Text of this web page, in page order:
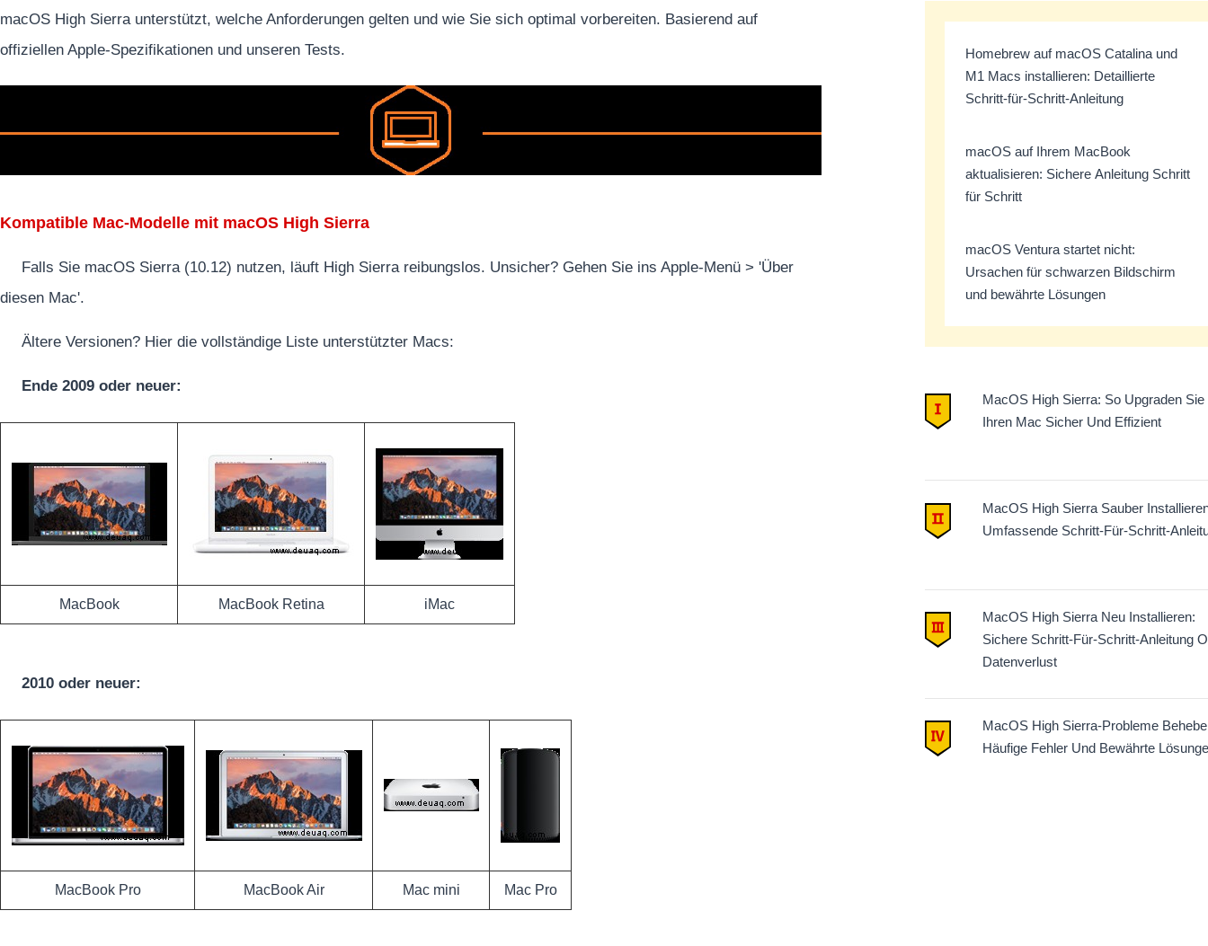
macOS High Sierra unterstützt, welche Anforderungen gelten und wie Sie sich optimal vorbereiten. Basierend auf
offiziellen Apple-Spezifikationen und unseren Tests.
Kompatible Mac-Modelle mit macOS High Sierra
Falls Sie macOS Sierra (10.12) nutzen, läuft High Sierra reibungslos. Unsicher? Gehen Sie ins Apple-Menü > 'Über
diesen Mac'.
Ältere Versionen? Hier die vollständige Liste unterstützter Macs:
Ende 2009 oder neuer:
MacBook MacBook Retina iMac
2010 oder neuer:
MacBook Pro MacBook Air Mac mini Mac Pro
Homebrew auf macOS Catalina und
M1 Macs installieren: Detaillierte
Schritt-für-Schritt-Anleitung
macOS auf Ihrem MacBook
aktualisieren: Sichere Anleitung Schritt
für Schritt
macOS Ventura startet nicht:
Ursachen für schwarzen Bildschirm
und bewährte Lösungen
MacOS High Sierra: So Upgraden Sie
Ihren Mac Sicher Und Effizient
MacOS High Sierra Sauber
Umfassende Schritt-Für-Schritt-
MacOS High Sierra Neu Installieren:
Sichere Schritt-Für-Schritt-Anleitung
Datenverlust
MacOS High Sierra-Probleme
Häufige Fehler Und Bewährte